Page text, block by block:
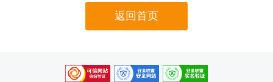
返回首页